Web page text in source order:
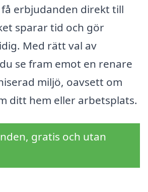
erbjudanden direkt till
sparar tid och gör
Med rätt val av
se fram emot en renare
miljö, oavsett om
ditt hem eller arbetsplats.
gratis och utan